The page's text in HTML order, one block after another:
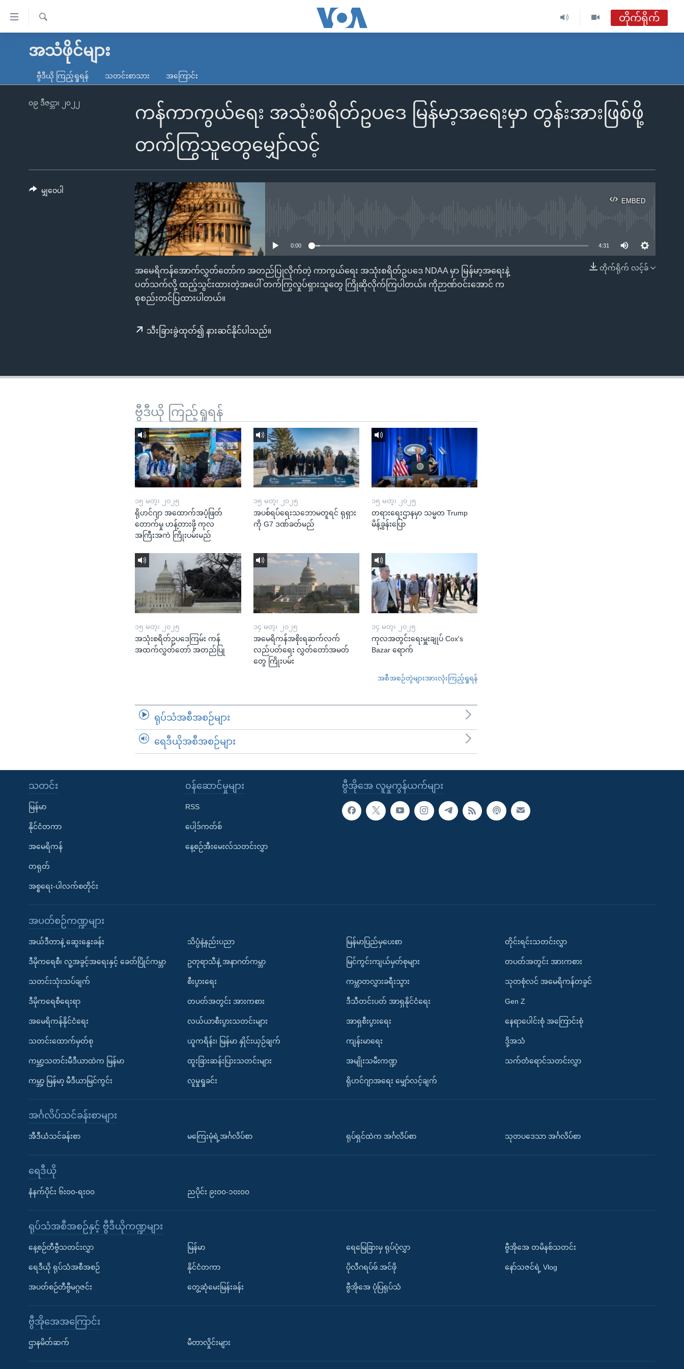
လွယ်ကူ
သည့်
မူလစာမျက်နှာ
ကမ္ဘာ့သတင်းများ
နိုင်ငံတကာ
မကြေးမုံရဲ့ အင်္ဂလိပ်စာ
ရေဒီယို
ရေဒီယိုနှင့်ရုပ်သံ အချက်အလက်များ
ရ
တိုက်ရိုက်
အသံဖိုင်များ
ဗွီဒီယို ကြည့်ရှုရန် သတင်းစာသား အကြောင်း
ကန်ကာကွယ်ရေး အသုံးစရိတ်ဥပဒေ မြန်မာ့အရေးမှာ တွန်းအားဖြစ်ဖို့
တက်ကြွသူတွေမျှော်လင့်
၀၉ ဒီဇင္ဘာ၊ ၂၀၂၂
EMBED
EMBED
0:00 4:31
တိုက်ရိုက် လင့်ခ်
အမေရိကန်အောက်လွှတ်တော်က အတည်ပြုလိုက်တဲ့ ကာကွယ်ရေး အသုံးစရိတ်ဥပဒေ NDAA မှာ မြန်မာ့အရေးနဲ့
ပတ်သက်လို့ ထည့်သွင်းထားတဲ့အပေါ် တက်ကြွလှုပ်ရှားသူတွေ ကြိုဆိုလိုက်ကြပါတယ်။ ကိုဉာဏ်ဝင်းအောင် က
စုစည်းတင်ပြထားပါတယ်။
သီးခြားခွဲထုတ်၍ နားဆင်နိုင်ပါသည်။
မျှဝေပါ
ဗွီဒီယို ကြည့်ရှုရန်
၁၅ မတ္၊ ၂၀၂၅
ရိုဟင်ဂျာ အထောက်အပံ့ဖြတ်
တောက်မှု ဟန့်တားဖို့ ကုလ
အကြီးအကဲ ကြိုးပမ်းမည်
၁၅ မတ္၊ ၂၀၂၅
အပစ်ရပ်ရေးသဘောမတူရင် ရုရှား
ကို G7 ဒဏ်ခတ်မည်
၁၅ မတ္၊ ၂၀၂၅
တရားရေးဌာနမှာ သမ္မတ Trump
မိန့်ခွန်းပြော
၁၅ မတ္၊ ၂၀၂၅
အသုံးစရိတ်ဥပဒေကြမ်း ကန်
အထက်လွှတ်တော် အတည်ပြု
၁၄ မတ္၊ ၂၀၂၅
အမေရိကန်အစိုးရဆက်လက်
လည်ပတ်ရေး လွှတ်တော်အမတ်
တွေ ကြိုးပမ်း
၁၄ မတ္၊ ၂၀၂၅
ကုလအတွင်းရေးမှူးချုပ် Cox's
Bazar ရောက်
အစီအစဉ်တွဲများအားလုံးကြည့်ရှုရန်
ရုပ်သံအစီအစဉ်များ
ရေဒီယိုအစီအစဉ်များ
ဗွီအိုအေ လူမှုကွန်ယက်များ
သတင်း
မြန်မာ
နိုင်ငံတကာ
အမေရိကန်
တရုတ်
အစ္စရေး-ပါလက်စတိုင်း
၀န်ဆောင်မှုများ
RSS
ပေါ့ဒ်ကတ်စ်
နေ့စဉ်အီးမေးလ်သတင်းလွှာ
အပတ်စဉ်ကဏ္ဍများ
အယ်ဒီတာနဲ့ ဆွေးနွေးခန်း
ဒီမိုကရေစီ၊ လူ့အခွင့်အရေးနှင့် ခေတ်ပြိုင်ကမ္ဘာ
သတင်းသုံးသပ်ချက်
ဒီမိုကရေစီရေးရာ
အမေရိကန်နိုင်ငံရေး
သတင်းထောက်မှတ်စု
ကမ္ဘာ့သတင်းမီဒီယာထဲက မြန်မာ
ကမ္ဘာ့ မြန်မာ့ မီဒီယာမြင်ကွင်း
သိပ္ပံနဲ့နည်းပညာ
ဥတုရာသီနဲ့ အနာဂတ်ကမ္ဘာ
စီးပွားရေး
တပတ်အတွင်း အားကစား
လယ်ယာစီးပွားသတင်းများ
ယူကရိန်း၊ မြန်မာ နှိုင်းယှဉ်ချက်
ထူးခြားဆန်းပြားသတင်းများ
လူမှုရှုခင်း
မြန်မာပြည်မှပေးစာ
မြင်ကွင်းကျယ်မှတ်စုများ
ကမ္ဘာတလွှားခရီးသွား
ဒီသီတင်းပတ် အာရှနိုင်ငံရေး
အာရှစီးပွားရေး
ကျန်းမာရေး
အမျိုးသမီးကဏ္ဍ
ရိုဟင်ဂျာအရေး မျှော်လင့်ချက်
တိုင်းရင်းသတင်းလွှာ
တပတ်အတွင်း အားကစား
သုတစုံလင် အမေရိကန်တခွင်
Gen Z
နေရာပေါင်းစုံ အကြောင်းစုံ
ဒို့အသံ
သက်တံရောင်သတင်းလွှာ
အင်္ဂလိပ်သင်ခန်းစာများ
အီဒီယံသင်ခန်းစာ မကြေးမုံရဲ့အင်္ဂလိပ်စာ ရုပ်ရှင်ထဲက အင်္ဂလိပ်စာ သုတပဒေသာ အင်္ဂလိပ်စာ
ရေဒီယို
နံနက်ပိုင်း ၆း၀၀-ရး၀၀ ညပိုင်း ၉း၀၀-၁၀း၀၀
ရုပ်သံအစီအစဉ်နှင့် ဗွီဒီယိုကဏ္ဍများ
နေ့စဉ်တီဗွီသတင်းလွှာ
ရေဒီယို ရုပ်သံအစီအစဉ်
အပတ်စဉ်တီဗွီမဂ္ဂဇင်း
မြန်မာ
နိုင်ငံတကာ
တွေ့ဆုံမေးမြန်းခန်း
ရေမြေခြားမှ ရုပ်ပုံလွှာ
ပိုလီဂရပ်ဖ်.အင်ဖို
ဗွီအိုအေ ပုံပြရုပ်သံ
ဗွီအိုအေ တမိနစ်သတင်း
နော်သဇင်ရဲ့ Vlog
ဗွီအိုအေအကြောင်း
ဌာနမိတ်ဆက် မီတာလှိုင်းများ